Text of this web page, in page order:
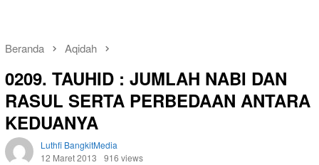
Beranda Aqidah
0209. TAUHID : JUMLAH NABI DAN
RASUL SERTA PERBEDAAN ANTARA
KEDUANYA
Luthfi BangkitMedia
12 Maret 2013
916 views